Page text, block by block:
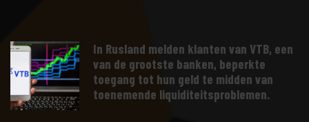
In Rusland melden klanten van VTB, een
van de grootste banken, beperkte
toegang tot hun geld te midden van
toenemende liquiditeitsproblemen.